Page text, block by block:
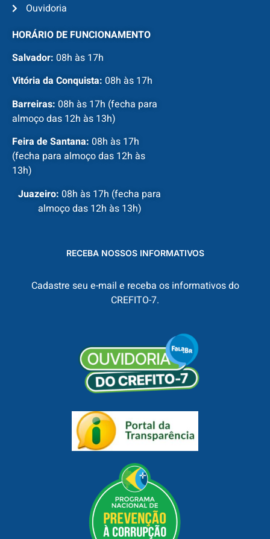
Ouvidoria
HORÁRIO DE FUNCIONAMENTO
Salvador: 08h às 17h
Vitória da Conquista: 08h às 17h
Barreiras: 08h às 17h (fecha para
almoço das 12h às 13h)
Feira de Santana: 08h às 17h
(fecha para almoço das 12h às
13h)
Juazeiro: 08h às 17h (fecha para
almoço das 12h às 13h)
RECEBA NOSSOS INFORMATIVOS
Cadastre seu e-mail e receba os informativos do
CREFITO-7.